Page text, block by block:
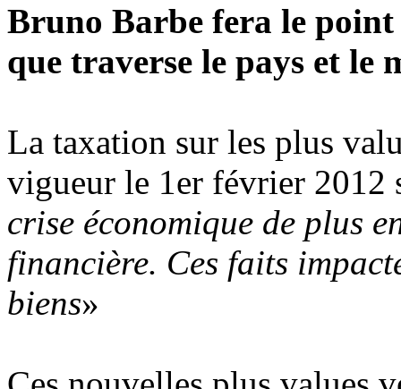
Bruno Barbe fera le point
que traverse le pays et le
La taxation sur les plus
vigueur le 1er février 2012
crise économique de plus
financière. Ces faits
biens»